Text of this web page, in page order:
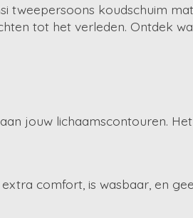
tweepersoons koudschuim
tot het verleden. Ontdek
jouw lichaamscontouren.
comfort, is wasbaar, en